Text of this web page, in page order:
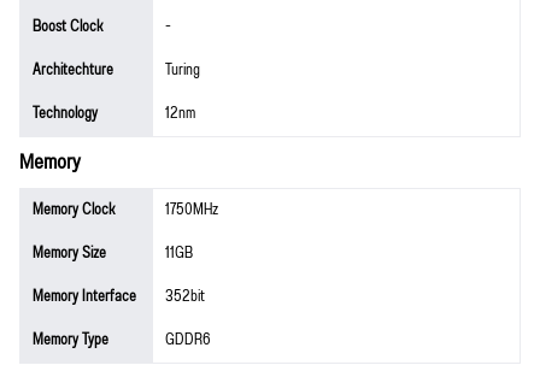
Boost Clock
-
Architechture
Turing
Technology
12nm
Memory
Memory Clock
1750MHz
Memory Size
11GB
Memory Interface
352bit
Memory Type
GDDR6